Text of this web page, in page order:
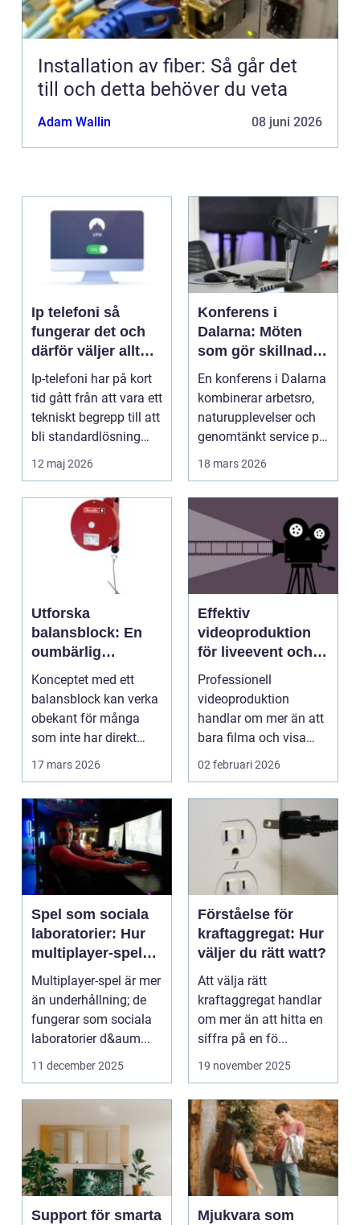
Installation av fiber: Så går det
till och detta behöver du veta
Adam Wallin 08 juni 2026
Ip telefoni så
fungerar det och
därför väljer allt
fler företag att byta
Ip-telefoni har på kort
tid gått från att vara ett
tekniskt begrepp till att
bli standardlösning
för...
12 maj 2026
Konferens i
Dalarna: Möten
som gör skillnad i
hjärtat av sverige
En konferens i Dalarna
kombinerar arbetsro,
naturupplevelser och
genomtänkt service på
et...
18 mars 2026
Utforska
balansblock: En
oumbärlig
komponent i
industrin
Konceptet med ett
balansblock kan verka
obekant för många
som inte har direkt
erfarenhet ...
17 mars 2026
Effektiv
videoproduktion
för liveevent och
företag
Professionell
videoproduktion
handlar om mer än att
bara filma och visa
rörliga bilder. När
02 februari 2026
Spel som sociala
laboratorier: Hur
multiplayer-spel
speglar mänskligt
beteende
Multiplayer-spel är mer
än underhållning; de
fungerar som sociala
laboratorier d&aum...
11 december 2025
Förståelse för
kraftaggregat: Hur
väljer du rätt watt?
Att välja rätt
kraftaggregat handlar
om mer än att hitta en
siffra på en fö...
19 november 2025
Support för smarta
Mjukvara som